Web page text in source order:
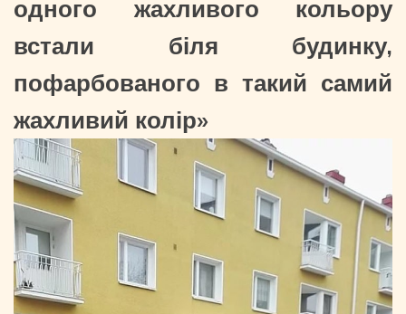
одного жахливого кольору
встали біля будинку,
пофарбованого в такий самий
жахливий колір»